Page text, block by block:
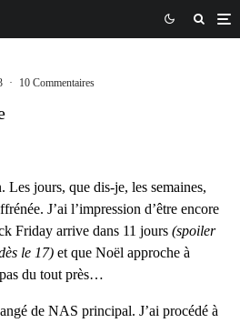
· 10 Commentaires
Les jours, que dis-je, les semaines,
J’ai l’impression d’être encore
Friday arrive dans 11 jours (spoiler
le 17) et que Noël approche à
du tout près…
de NAS principal. J’ai procédé à